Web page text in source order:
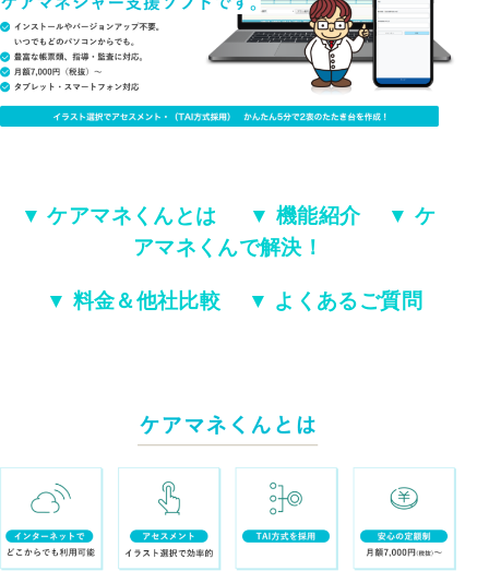
▼ ケアマネくんとは ▼ 機能紹介
▼ ケ
アマネくんで解決！
▼ 料金＆他社比較 ▼ よくあるご質問